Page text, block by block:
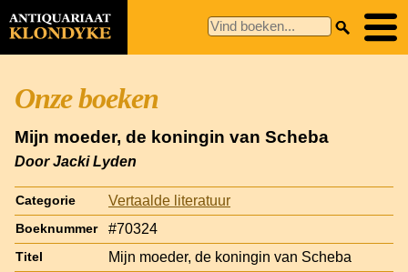
Onze boeken
Mijn moeder, de koningin van Scheba
Door Jacki Lyden
Categorie Vertaalde literatuur
Boeknummer #70324
Titel Mijn moeder, de koningin van Scheba